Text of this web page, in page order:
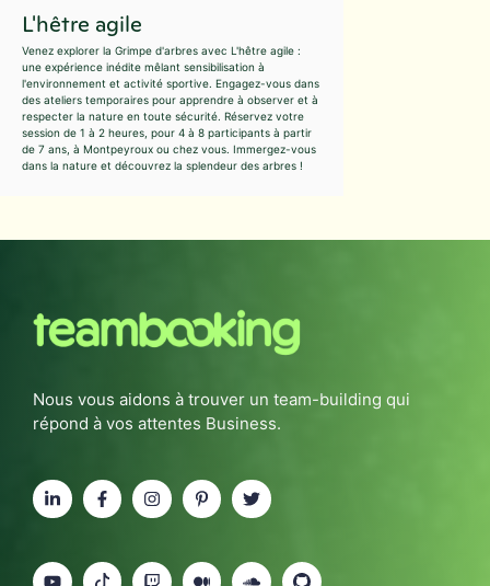
L'hêtre agile
Venez explorer la Grimpe d'arbres avec L'hêtre agile :
une expérience inédite mêlant sensibilisation à
l'environnement et activité sportive. Engagez-vous dans
des ateliers temporaires pour apprendre à observer et à
respecter la nature en toute sécurité. Réservez votre
session de 1 à 2 heures, pour 4 à 8 participants à partir
de 7 ans, à Montpeyroux ou chez vous. Immergez-vous
dans la nature et découvrez la splendeur des arbres !
Nous vous aidons à trouver un team-building qui
répond à vos attentes Business.